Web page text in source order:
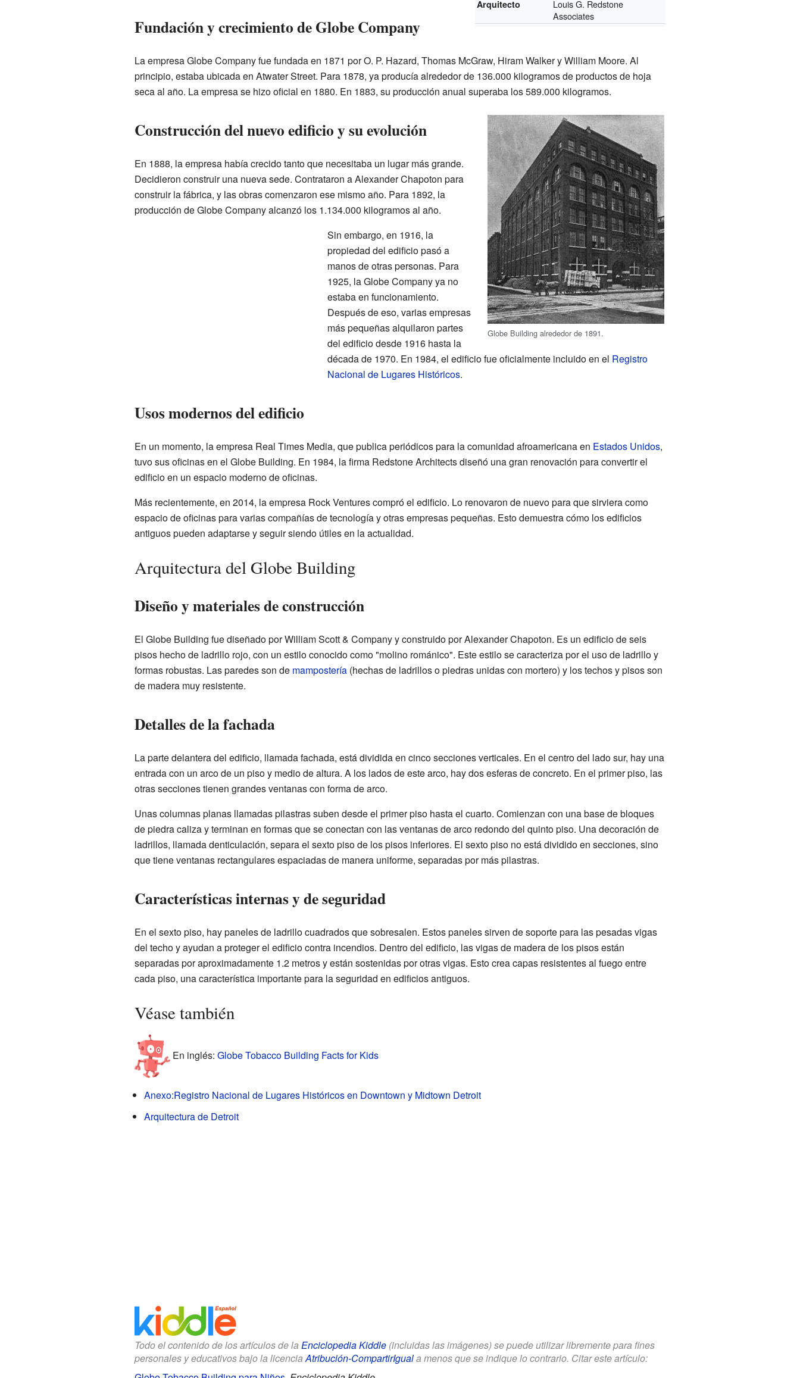
Arquitecto
Louis G. Redstone
Associates
Fundación y crecimiento de Globe Company
La empresa Globe Company fue fundada en 1871 por O. P. Hazard, Thomas McGraw, Hiram Walker y William Moore. Al
principio, estaba ubicada en Atwater Street. Para 1878, ya producía alrededor de 136.000 kilogramos de productos de hoja
seca al año. La empresa se hizo oficial en 1880. En 1883, su producción anual superaba los 589.000 kilogramos.
Globe Building alrededor de 1891.
Construcción del nuevo edificio y su evolución
En 1888, la empresa había crecido tanto que necesitaba un lugar más grande.
Decidieron construir una nueva sede. Contrataron a Alexander Chapoton para
construir la fábrica, y las obras comenzaron ese mismo año. Para 1892, la
producción de Globe Company alcanzó los 1.134.000 kilogramos al año.
Sin embargo, en 1916, la
propiedad del edificio pasó a
manos de otras personas. Para
1925, la Globe Company ya no
estaba en funcionamiento.
Después de eso, varias empresas
más pequeñas alquilaron partes
del edificio desde 1916 hasta la
década de 1970. En 1984, el edificio fue oficialmente incluido en el Registro
Nacional de Lugares Históricos.
Usos modernos del edificio
En un momento, la empresa Real Times Media, que publica periódicos para la comunidad afroamericana en Estados Unidos,
tuvo sus oficinas en el Globe Building. En 1984, la firma Redstone Architects diseñó una gran renovación para convertir el
edificio en un espacio moderno de oficinas.
Más recientemente, en 2014, la empresa Rock Ventures compró el edificio. Lo renovaron de nuevo para que sirviera como
espacio de oficinas para varias compañías de tecnología y otras empresas pequeñas. Esto demuestra cómo los edificios
antiguos pueden adaptarse y seguir siendo útiles en la actualidad.
Arquitectura del Globe Building
Diseño y materiales de construcción
El Globe Building fue diseñado por William Scott & Company y construido por Alexander Chapoton. Es un edificio de seis
pisos hecho de ladrillo rojo, con un estilo conocido como "molino románico". Este estilo se caracteriza por el uso de ladrillo y
formas robustas. Las paredes son de mampostería(hechas de ladrillos o piedras unidas con mortero) y los techos y pisos son
de madera muy resistente.
Detalles de la fachada
La parte delantera del edificio, llamada fachada, está dividida en cinco secciones verticales. En el centro del lado sur, hay una
entrada con un arco de un piso y medio de altura. A los lados de este arco, hay dos esferas de concreto. En el primer piso, las
otras secciones tienen grandes ventanas con forma de arco.
Unas columnas planas llamadas pilastras suben desde el primer piso hasta el cuarto. Comienzan con una base de bloques
de piedra caliza y terminan en formas que se conectan con las ventanas de arco redondo del quinto piso. Una decoración de
ladrillos, llamada denticulación, separa el sexto piso de los pisos inferiores. El sexto piso no está dividido en secciones, sino
que tiene ventanas rectangulares espaciadas de manera uniforme, separadas por más pilastras.
Características internas y de seguridad
En el sexto piso, hay paneles de ladrillo cuadrados que sobresalen. Estos paneles sirven de soporte para las pesadas vigas
del techo y ayudan a proteger el edificio contra incendios. Dentro del edificio, las vigas de madera de los pisos están
separadas por aproximadamente 1.2 metros y están sostenidas por otras vigas. Esto crea capas resistentes al fuego entre
cada piso, una característica importante para la seguridad en edificios antiguos.
Véase también
En inglés: Globe Tobacco Building Facts for Kids
Anexo:Registro Nacional de Lugares Históricos en Downtown y Midtown Detroit
Arquitectura de Detroit
Todo el contenido de los artículos de la Enciclopedia Kiddle(incluidas las imágenes) se puede utilizar libremente para fines
personales y educativos bajo la licenciaAtribución-CompartirIguala menos que se indique lo contrario. Citar este artículo: